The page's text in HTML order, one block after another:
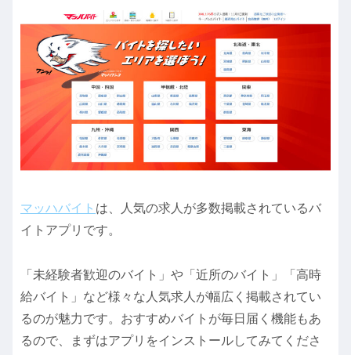
マッハバイト は、人気の求人が多数掲載されているバ
イトアプリです。
「未経験者歓迎のバイト」や「近所のバイト」「高時
給バイト」など様々な人気求人が幅広く掲載されてい
るのが魅力です。おすすめバイトが毎日届く機能もあ
るので、まずはアプリをインストールしてみてくださ